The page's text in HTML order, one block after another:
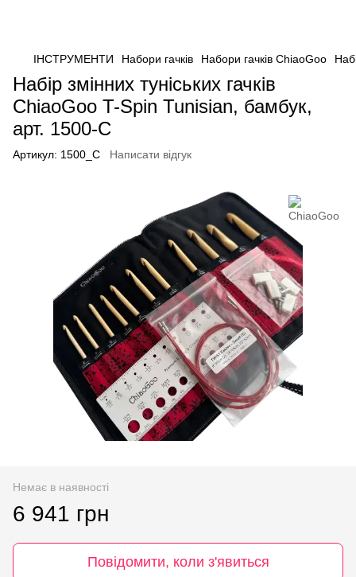
ІНСТРУМЕНТИ Набори гачків Набори гачків ChiaoGoo
Набір змінних туніських гачків
ChiaoGoo T-Spin Tunisian, бамбук,
арт. 1500-С
Артикул: 1500_С Написати відгук
Немає в наявності
6 941 грн
Повідомити, коли з'явиться